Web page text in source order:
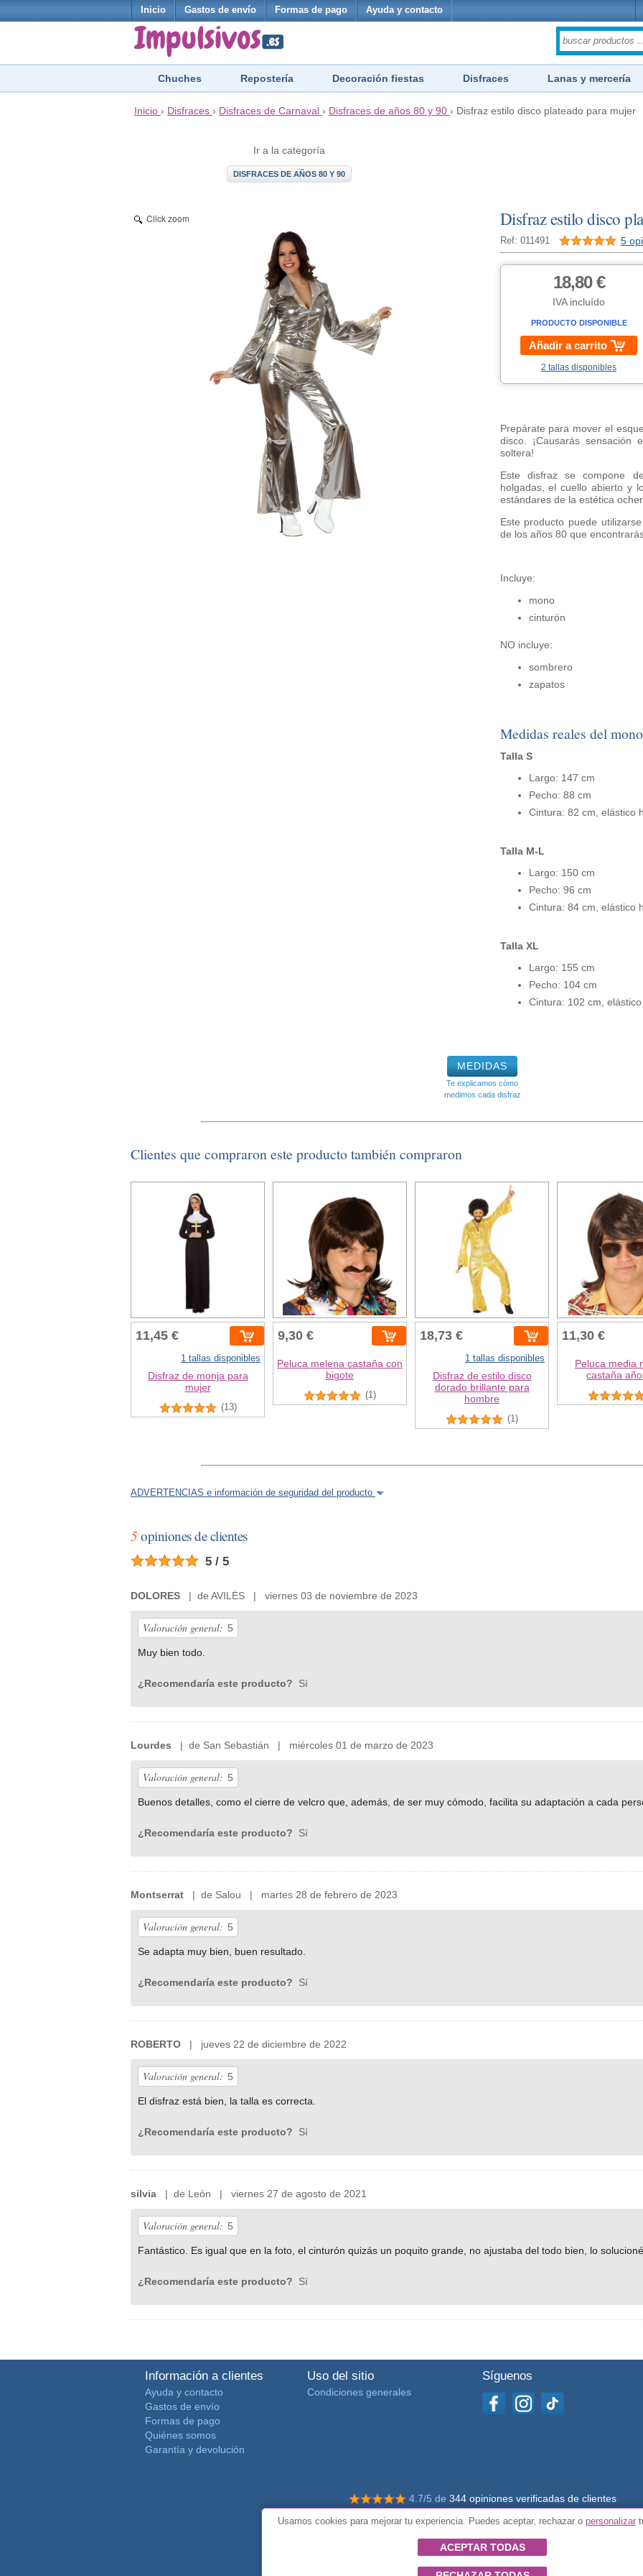
Inicio Gastos de envío Formas de pago Ayuda y contacto
Chuches Repostería Decoración fiestas Disfraces Lanas y mercería
Inicio › Disfraces › Disfraces de Carnaval › Disfraces de años 80 y 90 › Disfraz estilo disco plateado para mujer
Ir a la categoría
DISFRACES DE AÑOS 80 Y 90
Disfraz estilo disco
Ref: 011491 5
Click zoom
18,80 €
IVA incluído
PRODUCTO DISPONIBLE
Añadir a carrito
2 tallas disponibles
Prepárate para mover el
disco. ¡Causarás
soltera!
Este disfraz se compone
holgadas, el cuello abierto y
estándares de la estética
Este producto puede
de los años 80 que
Incluye:
mono
cinturón
NO incluye:
sombrero
zapatos
Medidas reales del mono
Talla S
Largo: 147 cm
Pecho: 88 cm
Cintura: 82 cm, elástico
Talla M-L
Largo: 150 cm
Pecho: 96 cm
Cintura: 84 cm, elástico
Talla XL
Largo: 155 cm
Pecho: 104 cm
Cintura: 102 cm,
MEDIDAS
Te explicamos cómo
medimos cada disfraz
Clientes que compraron este producto también compraron
11,45 €
1 tallas disponibles
Disfraz de monja para
mujer
(13)
9,30 €
Peluca melena castaña con
bigote
(1)
18,73 €
1 tallas disponibles
Disfraz de estilo disco
dorado brillante para
hombre
(1)
11,30 €
Peluca media
castaña
ADVERTENCIAS e información de seguridad del producto
5opiniones de clientes
5 / 5
DOLORES | de AVILÉS | viernes 03 de noviembre de 2023
Valoración general: 5
Muy bien todo.
¿Recomendaría este producto? Sí
Lourdes | de San Sebastián | miércoles 01 de marzo de 2023
Valoración general: 5
Buenos detalles, como el cierre de velcro que, además, de ser muy cómodo, facilita su adaptación a cada
¿Recomendaría este producto? Sí
Montserrat | de Salou | martes 28 de febrero de 2023
Valoración general: 5
Se adapta muy bien, buen resultado.
¿Recomendaría este producto? Sí
ROBERTO | jueves 22 de diciembre de 2022
Valoración general: 5
El disfraz está bien, la talla es correcta.
¿Recomendaría este producto? Sí
silvia | de León | viernes 27 de agosto de 2021
Valoración general: 5
Fantástico. Es igual que en la foto, el cinturón quizás un poquito grande, no ajustaba del todo bien, lo
¿Recomendaría este producto? Sí
Información a clientes
Ayuda y contacto
Gastos de envío
Formas de pago
Quiénes somos
Garantía y devolución
Uso del sitio
Condiciones generales
Síguenos
4.7/5 de 344 opiniones verificadas de clientes
© Todos los derechos reservados Impulsivos
Usamos cookies para mejorar tu experiencia. Puedes aceptar, rechazar o personalizar
ACEPTAR TODAS